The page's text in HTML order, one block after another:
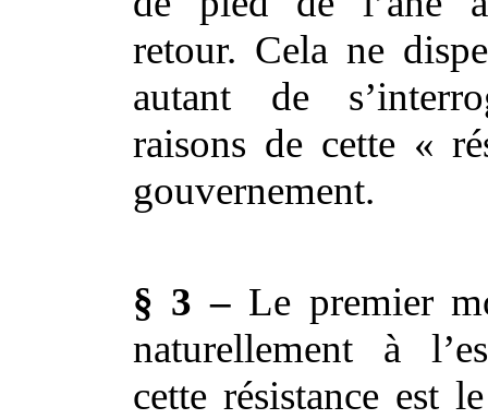
retour. Cela ne
autant de
raisons de cette «
gouvernement.
§ 3 – Le premier
naturellement à
cette résistance est